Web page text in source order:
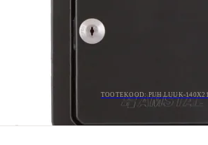
TOOTEKOOD: PUH.LUUK-